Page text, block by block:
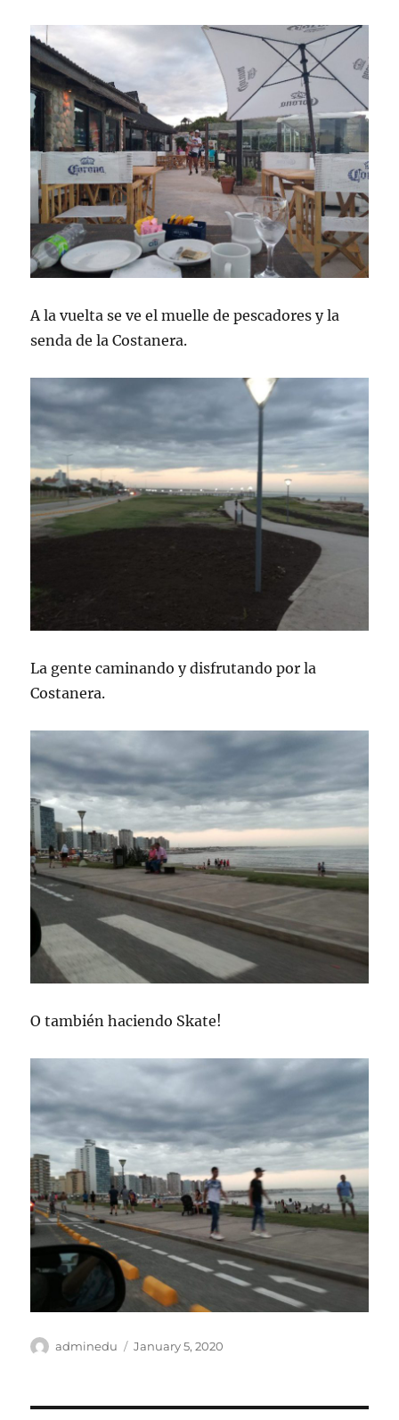
A la vuelta se ve el muelle de pescadores y la
senda de la Costanera.
La gente caminando y disfrutando por la
Costanera.
O también haciendo Skate!
Author
adminedu
Posted
January 5, 2020